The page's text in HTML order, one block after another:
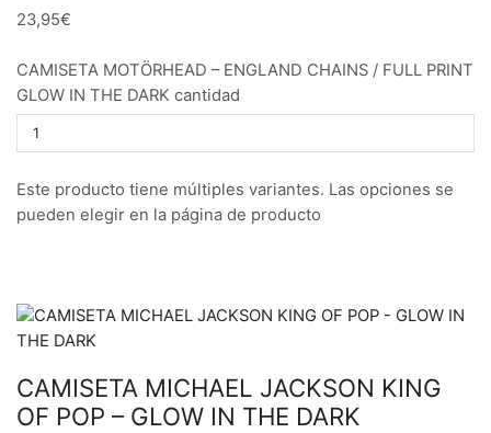
23,95€
CAMISETA MOTÖRHEAD – ENGLAND CHAINS / FULL PRINT
GLOW IN THE DARK cantidad
Este producto tiene múltiples variantes. Las opciones se
pueden elegir en la página de producto
CAMISETA MICHAEL JACKSON KING
OF POP – GLOW IN THE DARK